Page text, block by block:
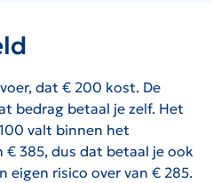
dat € 200 kost. De
bedrag betaal je zelf. Het
valt binnen het
€ 385, dus dat betaal je ook
eigen risico over van € 285.